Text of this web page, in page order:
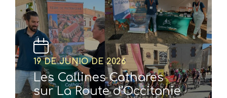
19 DE JUNIO DE 2026
Les Collines Cathares
sur La Route d’Occitanie